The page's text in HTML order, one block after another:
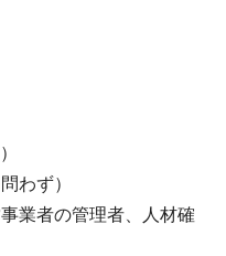
わず）
業者の管理者、人材確